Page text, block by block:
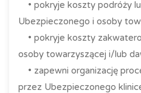
• pokryje koszty podróży
Ubezpieczonego i osoby
• pokryje koszty
osoby towarzyszącej i/lub
• zapewni organizację
przez Ubezpieczonego